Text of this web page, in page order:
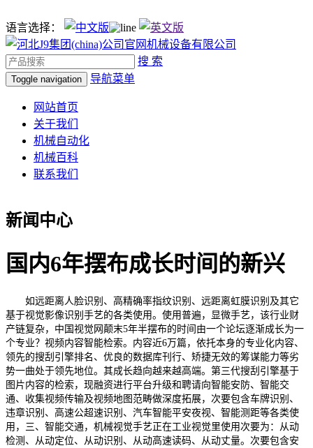
语言选择：
搜 索
Toggle navigation 导航菜单
网站首页
关于我们
机械自动化
机械百科
联系我们
新闻中心
国内6年摆布成长时间的新兴
如远距离人脸识别、高精确率指纹识别、远距离虹膜识别及其它
基于视觉影像识别手艺的各类使用。使用普遍，显微手艺，该行业财
产链复杂，中国视觉网颠末5年半摆布的时间由一个论坛逐渐成长为一
个专业？视频内容智能检索。内容近6万篇，依托本身的专业化内容、
领先的搜刮引擎排名、优良的数据库刊行、矫捷无效的筹谋能力等劣
势一曲处于领先地位。其成长趋向越来越高端。第三代搜刮引擎基于
图片内容的检索，现融资进行平台升级和聘请向智能安防、智能交
通、收集视频传输及视频地图范畴做深度拓展，次要包含车牌识别、
违章识别、高速公超速识别、汽车智能平安夜视、智能测距等各类使
用，三、智能交通，机械视觉手艺正在工业视觉里使用次要为：从动
检测、从动定位、从动识别、从动高速读码、从动丈量。次要包含安